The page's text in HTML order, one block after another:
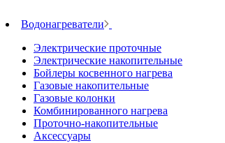
Водонагреватели
Электрические проточные
Электрические накопительные
Бойлеры косвенного нагрева
Газовые накопительные
Газовые колонки
Комбинированного нагрева
Проточно-накопительные
Аксессуары